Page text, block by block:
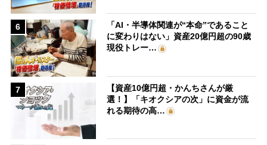
6
「AI・半導体関連が“本命”であること
に変わりはない」資産20億円超の90歳
現役トレー…
7
【資産10億円超・かんちさんが厳
選！】「キオクシアの次」に資金が流
れる期待の高…